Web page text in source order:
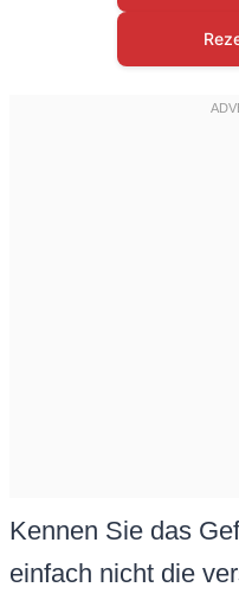
Kennen Sie das
einfach nicht die